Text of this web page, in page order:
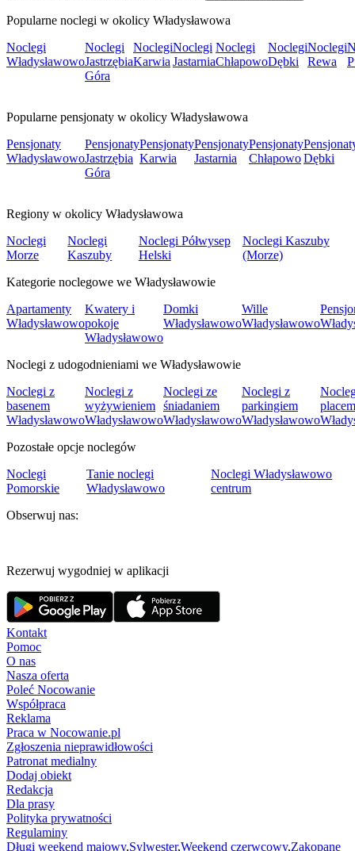
Popularne noclegi w okolicy Władysławowa
Noclegi
Władysławowo
Noclegi
Jastrzębia
Góra
Noclegi
Karwia
Noclegi
Jastarnia
Noclegi
Chłapowo
Noclegi
Dębki
Noclegi
Rewa
Popularne pensjonaty w okolicy Władysławowa
Pensjonaty
Władysławowo
Pensjonaty
Jastrzębia
Góra
Pensjonaty
Karwia
Pensjonaty
Jastarnia
Pensjonaty
ChłapowoDębki
Regiony w okolicy Władysławowa
Noclegi
Morze
Noclegi
Kaszuby
Noclegi Półwysep
Helski
Noclegi Kaszuby
(Morze)
Kategorie noclegowe we Władysławowie
Apartamenty
Władysławowo
Kwatery i
pokoje
Władysławowo
Domki
Władysławowo
Wille
Władysławowo
Noclegi z udogodnieniami we Władysławowie
Noclegi z
basenem
Władysławowo
Noclegi z
wyżywieniem
Władysławowo
Noclegi ze
śniadaniem
Władysławowo
Noclegi z
parkingiem
Władysławowo
Pozostałe opcje noclegów
Noclegi
Pomorskie
Tanie noclegi
Władysławowo
Noclegi Władysławowo
centrum
Obserwuj nas:
Rezerwuj wygodniej w aplikacji
Kontakt
Pomoc
O nas
Nasza oferta
Poleć Nocowanie
Współpraca
Reklama
Praca w Nocowanie.pl
Zgłoszenia nieprawidłowości
Patronat medialny
Dodaj obiekt
Redakcja
Dla prasy
Polityka prywatności
Regulaminy
Długi weekend majowy,Sylwester,Weekend czerwcowy,Zakopane